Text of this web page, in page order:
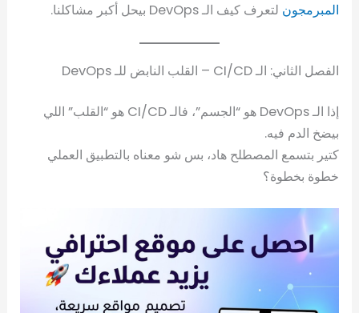
المبرمجون لتعرف كيف الـ DevOps بيحل أكبر مشاكلنا.
الفصل الثاني: الـ CI/CD – القلب النابض للـ DevOps
إذا الـ DevOps هو “الجسم”، فالـ CI/CD هو “القلب” اللي
بيضخ الدم فيه.
كتير بتسمع المصطلح هاد، بس شو معناه بالتطبيق العملي
خطوة بخطوة؟